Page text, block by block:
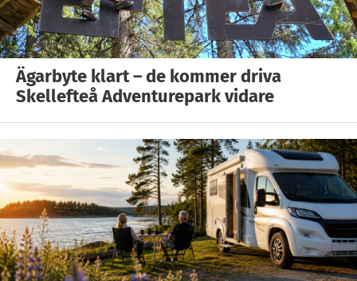
Ägarbyte klart – de kommer driva
Skellefteå Adventurepark vidare